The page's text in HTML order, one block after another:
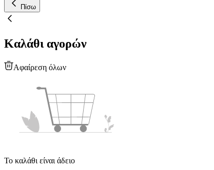
Πίσω
Καλάθι αγορών
Αφαίρεση όλων
Το καλάθι είναι άδειο